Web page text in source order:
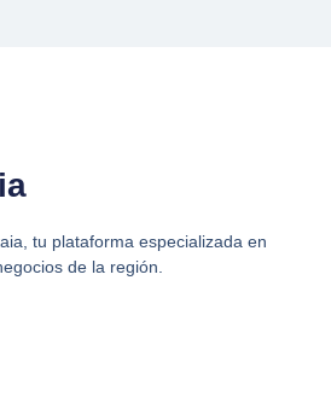
tu plataforma especializada en
de la región.